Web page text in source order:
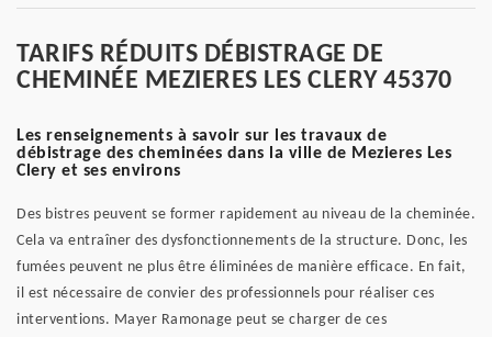
TARIFS RÉDUITS DÉBISTRAGE DE
CHEMINÉE MEZIERES LES CLERY 45370
Les renseignements à savoir sur les travaux de
débistrage des cheminées dans la ville de Mezieres Les
Clery et ses environs
Des bistres peuvent se former rapidement au niveau de la cheminée.
Cela va entraîner des dysfonctionnements de la structure. Donc, les
fumées peuvent ne plus être éliminées de manière efficace. En fait,
il est nécessaire de convier des professionnels pour réaliser ces
interventions. Mayer Ramonage peut se charger de ces